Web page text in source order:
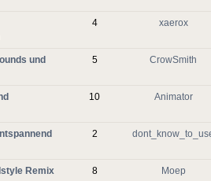
4 xaerox
und
5 CrowSmith
10 Animator
2
Remix 8 Moep